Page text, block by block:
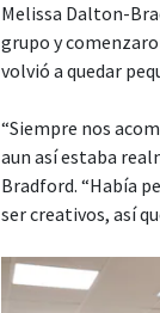
Melissa Dalton-
grupo y
volvió a quedar
“Siempre nos
aun así estaba
Bradford. “Había
ser creativos, así